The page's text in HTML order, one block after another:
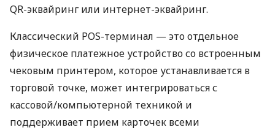
QR-эквайринг или интернет-эквайринг.
Классический POS-терминал — это отдельное
физическое платежное устройство со встроенным
чековым принтером, которое устанавливается в
торговой точке, может интегрироваться с
кассовой/компьютерной техникой и
поддерживает прием карточек всеми